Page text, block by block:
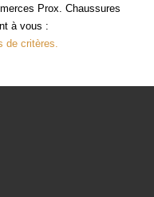
Prox. Chaussures
à vous :
de critères.